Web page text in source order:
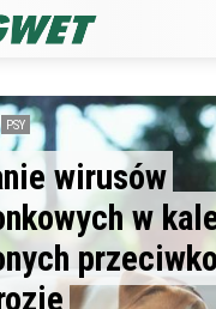
PSY
wirusów
w